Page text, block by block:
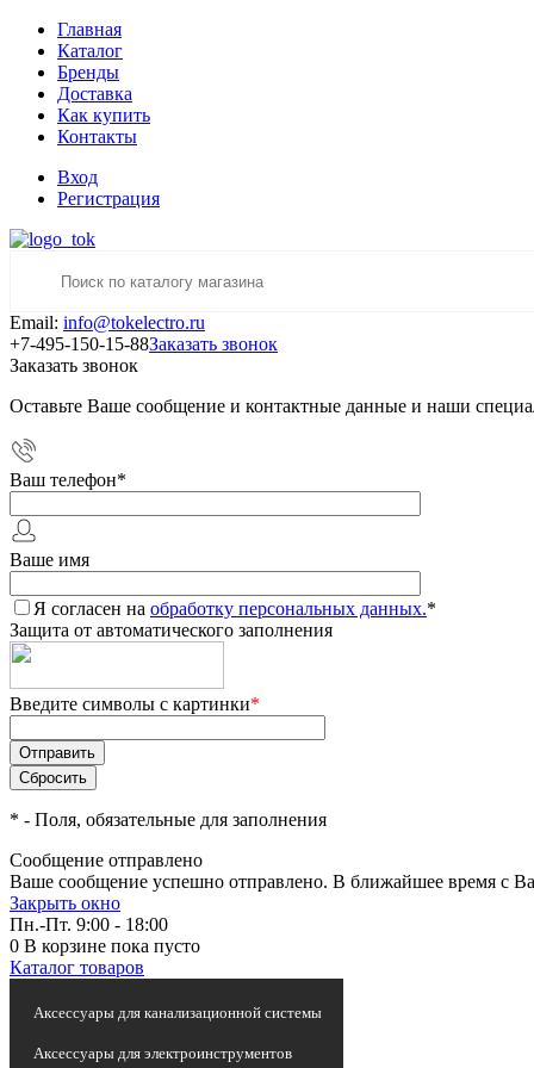
Главная
Каталог
Бренды
Доставка
Как купить
Контакты
Вход
Регистрация
Email: info@tokelectro.ru
+7-495-150-15-88Заказать звонок
Заказать звонок
Оставьте Ваше сообщение и контактные данные и наши
Ваш телефон*
Ваше имя
Я согласен на обработку персональных данных.*
Защита от автоматического заполнения
Введите символы с картинки*
* - Поля, обязательные для заполнения
Сообщение отправлено
Ваше сообщение успешно отправлено. В ближайшее время с
Закрыть окно
Пн.-Пт. 9:00 - 18:00
0 В корзине пока пусто
Каталог товаров
Аксессуары для канализационной системы
Аксессуары для электроинструментов